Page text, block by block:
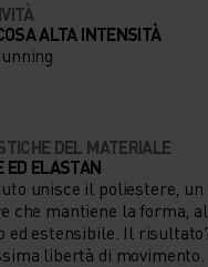
ALTA INTENSITÀ
DEL MATERIALE
ED ELASTAN
unisce il poliestere,
che mantiene la forma,
ed estensibile. Il
libertà di movimento.